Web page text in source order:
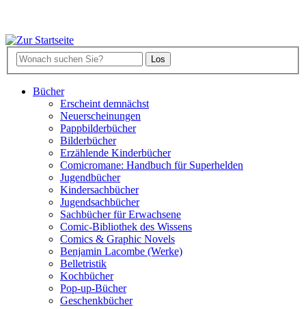
Bücher
Erscheint demnächst
Neuerscheinungen
Pappbilderbücher
Bilderbücher
Erzählende Kinderbücher
Comicromane: Handbuch für Superhelden
Jugendbücher
Kindersachbücher
Jugendsachbücher
Sachbücher für Erwachsene
Comic-Bibliothek des Wissens
Comics & Graphic Novels
Benjamin Lacombe (Werke)
Belletristik
Kochbücher
Pop-up-Bücher
Geschenkbücher